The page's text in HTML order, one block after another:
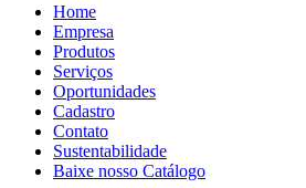
Home
Empresa
Produtos
Serviços
Oportunidades
Cadastro
Contato
Sustentabilidade
Baixe nosso Catálogo